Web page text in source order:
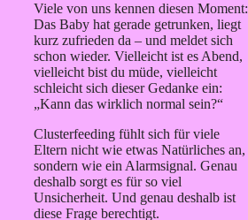
Viele von uns kennen diesen Moment:
Das Baby hat gerade getrunken, liegt
kurz zufrieden da – und meldet sich
schon wieder. Vielleicht ist es Abend,
vielleicht bist du müde, vielleicht
schleicht sich dieser Gedanke ein:
„Kann das wirklich normal sein?“
Clusterfeeding fühlt sich für viele
Eltern nicht wie etwas Natürliches an,
sondern wie ein Alarmsignal. Genau
deshalb sorgt es für so viel
Unsicherheit. Und genau deshalb ist
diese Frage berechtigt.